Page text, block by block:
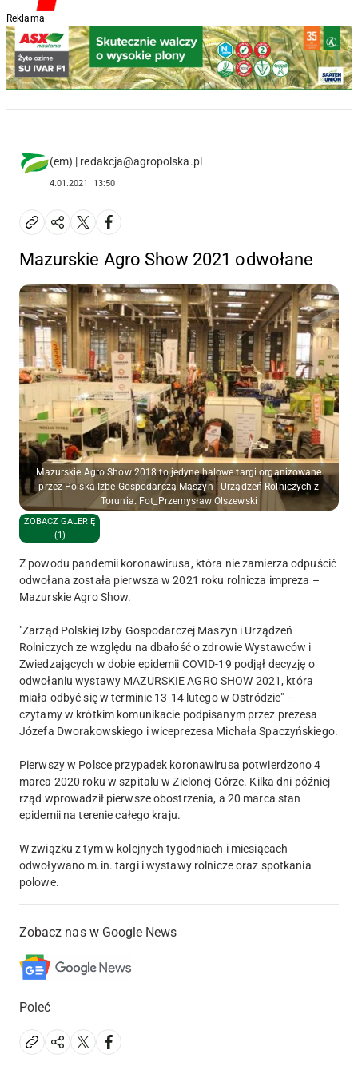
Reklama
(em) | redakcja@agropolska.pl
4.01.2021 13:50
Mazurskie Agro Show 2021 odwołane
Mazurskie Agro Show 2018 to jedyne halowe targi organizowane
przez Polską Izbę Gospodarczą Maszyn i Urządzeń Rolniczych z
Torunia. Fot_Przemysław Olszewski
ZOBACZ GALERIĘ
(1)
Z powodu pandemii koronawirusa, która nie zamierza odpuścić
odwołana została pierwsza w 2021 roku rolnicza impreza –
Mazurskie Agro Show.
"Zarząd Polskiej Izby Gospodarczej Maszyn i Urządzeń
Rolniczych ze względu na dbałość o zdrowie Wystawców i
Zwiedzających w dobie epidemii COVID-19 podjął decyzję o
odwołaniu wystawy MAZURSKIE AGRO SHOW 2021, która
miała odbyć się w terminie 13-14 lutego w Ostródzie" –
czytamy w krótkim komunikacie podpisanym przez prezesa
Józefa Dworakowskiego i wiceprezesa Michała Spaczyńskiego.
Pierwszy w Polsce przypadek koronawirusa potwierdzono 4
marca 2020 roku w szpitalu w Zielonej Górze. Kilka dni później
rząd wprowadził pierwsze obostrzenia, a 20 marca stan
epidemii na terenie całego kraju.
W związku z tym w kolejnych tygodniach i miesiącach
odwoływano m.in. targi i wystawy rolnicze oraz spotkania
polowe.
Zobacz nas w Google News
Poleć